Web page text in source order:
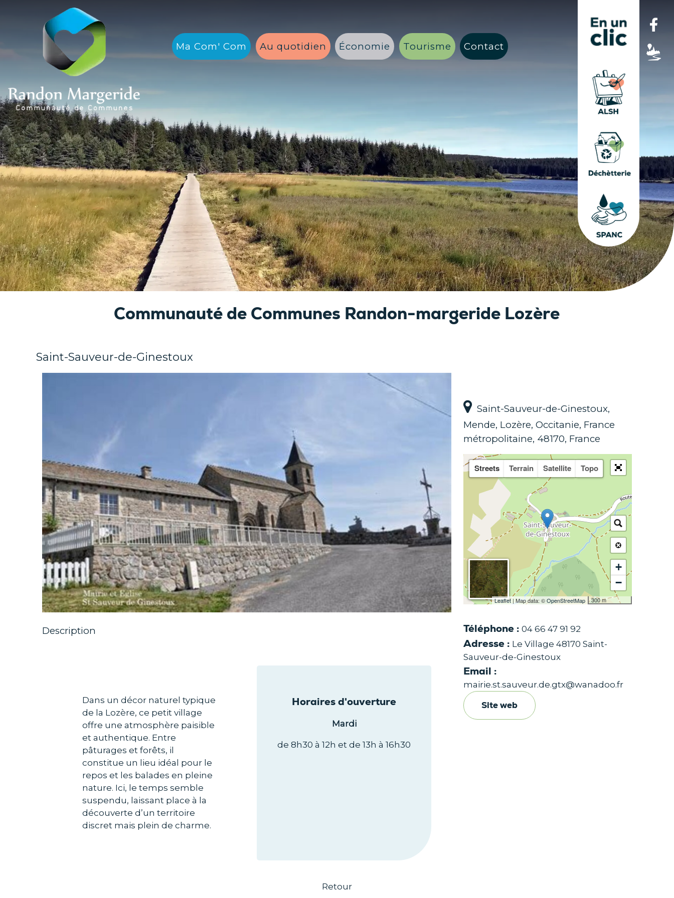
Ma Com' Com Au quotidien Économie Tourisme Contact
Communauté de Communes Randon-margeride Lozère
Saint-Sauveur-de-Ginestoux
Saint-Sauveur-de-Ginestoux,
Mende, Lozère, Occitanie, France
métropolitaine, 48170, France
Streets Terrain Satellite Topo
+
−
300 m
Leaflet| Map data: ©OpenStreetMap
Description
Dans un décor naturel typique
de la Lozère, ce petit village
offre une atmosphère paisible
et authentique. Entre
pâturages et forêts, il
constitue un lieu idéal pour le
repos et les balades en pleine
nature. Ici, le temps semble
suspendu, laissant place à la
découverte d’un territoire
discret mais plein de charme.
Horaires d'ouverture
Mardi
de 8h30 à 12h et de 13h à 16h30
Téléphone 04 66 47 91 92
Adresse
Le Village 48170 Saint-
Sauveur-de-Ginestoux
Email
mairie.st.sauveur.de.gtx@wanadoo.fr
Site web
Retour